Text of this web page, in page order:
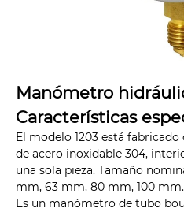
Manómetro
Características
El modelo 1203 está
de acero inoxidable 304,
una sola pieza. Tamaño
mm, 63 mm, 80 mm, 100 mm.
Es un manómetro de tubo